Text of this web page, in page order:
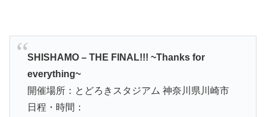
SHISHAMO – THE FINAL!!! ~Thanks for
everything~
開催場所：とどろきスタジアム 神奈川県川崎市
日程・時間：